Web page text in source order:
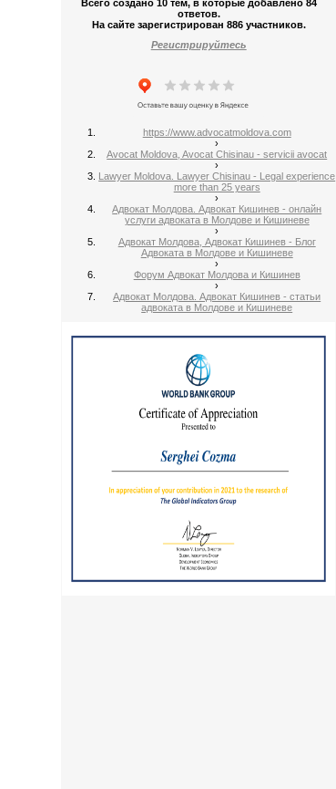
Всего создано 10 тем, в которые добавлено 84
ответов.
На сайте зарегистрирован 886 участников.
Регистрируйтесь
https://www.advocatmoldova.com
›
Avocat Moldova, Avocat Chisinau - servicii avocat
›
Lawyer Moldova. Lawyer Chisinau - Legal experience
more than 25 years
›
Адвокат Молдова. Адвокат Кишинев - онлайн
услуги адвоката в Молдове и Кишиневе
›
Адвокат Молдова, Адвокат Кишинев - Блог
Адвоката в Молдове и Кишиневе
›
Форум Адвокат Молдова и Кишинев
›
Адвокат Молдова. Адвокат Кишинев - статьи
адвоката в Молдове и Кишиневе